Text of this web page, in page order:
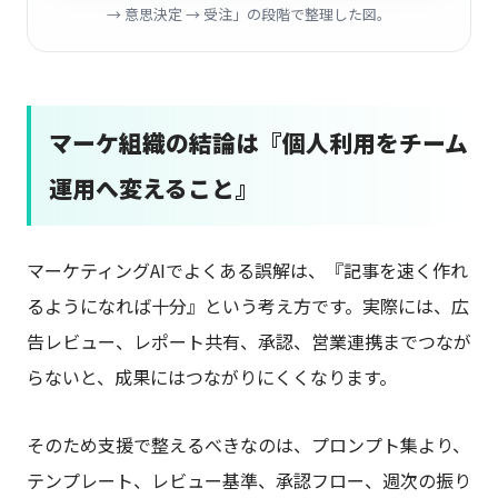
→ 意思決定 → 受注」の段階で整理した図。
マーケ組織の結論は『個人利用をチーム
運用へ変えること』
マーケティングAIでよくある誤解は、『記事を速く作れ
るようになれば十分』という考え方です。実際には、広
告レビュー、レポート共有、承認、営業連携までつなが
らないと、成果にはつながりにくくなります。
そのため支援で整えるべきなのは、プロンプト集より、
テンプレート、レビュー基準、承認フロー、週次の振り